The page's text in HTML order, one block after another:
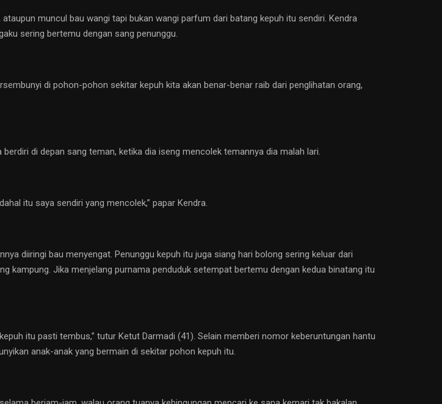
muncul bau wangi tapi bukan wangi parfum dari batang kepuh itu sendiri. Kendra
sering bertemu dengan sang penunggu.
di pohon-pohon sekitar kepuh kita akan benar-benar raib dari penglihatan orang,
di depan sang teman, ketika dia iseng mencolek temannya dia malah lari.
itu saya sendiri yang mencolek,” papar Kendra.
diiringi bau menyengat. Penunggu kepuh itu juga siang hari bolong sering keluar dari
kampung. Jika menjelang purnama penduduk setempat bertemu dengan kedua binatang itu
itu pasti tembus,” tutur Ketut Darmadi (41). Selain memberi nomor keberuntungan hantu
anak-anak yang bermain di sekitar pohon kepuh itu.